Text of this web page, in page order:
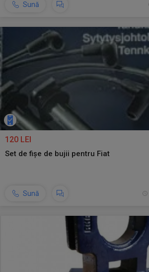
Sună
120 LEI
Set de fișe de bujii pentru Fiat
Sună